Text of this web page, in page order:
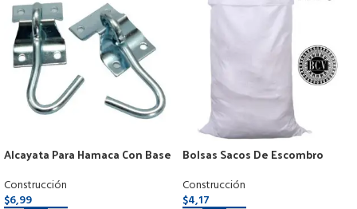
Alcayata Para Hamaca Con Base
Construcción
$6,99
Bolsas Sacos De Escombro
10und
Construcción
$4,17